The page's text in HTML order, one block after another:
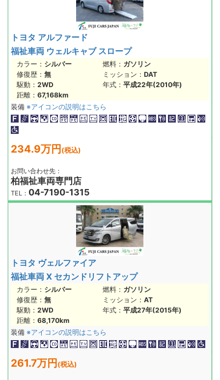
トヨタ アルファード
福祉車両 ウェルキャブ スロープ
カラー： シルバー 燃料： ガソリン
修復歴： 無 ミッション： DAT
駆動： 2WD 年式： 平成22年(2010年)
距離： 67,168km
装備 ※アイコンの説明はこちら
234.9万円 (税込)
お問い合わせ先：
柏福祉車両専門店
TEL： 04-7190-1315
トヨタ ヴェルファイア
福祉車両 X セカンドリフトアップ
カラー： シルバー 燃料： ガソリン
修復歴： 無 ミッション： AT
駆動： 2WD 年式： 平成27年(2015年)
距離： 68,170km
装備 ※アイコンの説明はこちら
261.7万円 (税込)